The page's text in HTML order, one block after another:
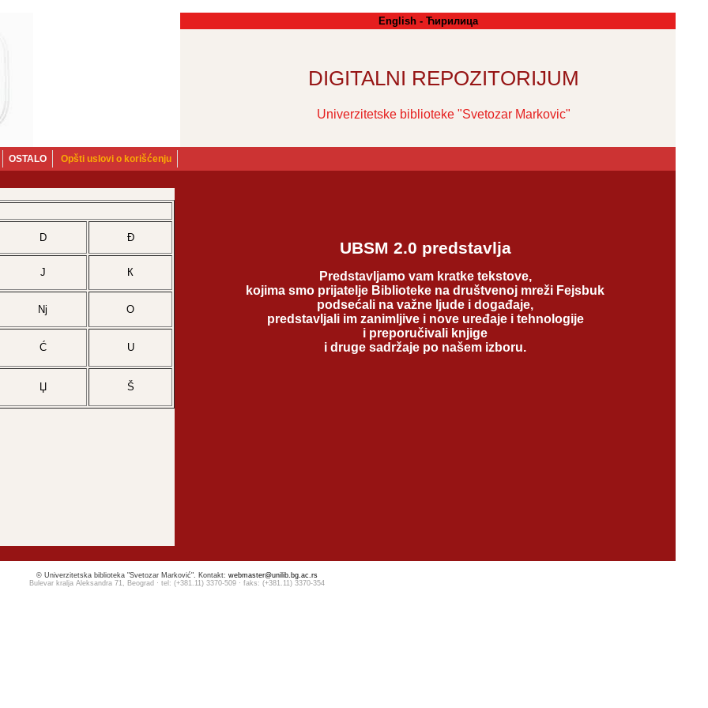
English - Ћирилица
DIGITALNI REPOZITORIJUM
Univerzitetske biblioteke "Svetozar Markovic"
OSTALO Opšti uslovi o korišćenju
UBSM 2.0 predstavlja
Predstavljamo vam kratke tekstove,
kojima smo prijatelje Biblioteke na društvenoj mreži Fejsbuk
podsećali na važne ljude i događaje,
predstavljali im zanimljive i nove uređaje i tehnologije
i preporučivali knjige
i druge sadržaje po našem izboru.
D Đ
Ј К
Nj О
Ć U
Џ Š
© Univerzitetska biblioteka "Svetozar Marković". Kontakt: webmaster@unilib.bg.ac.rs
Bulevar kralja Aleksandra 71, Beograd · tel: (+381.11) 3370-509 · faks: (+381.11) 3370-354